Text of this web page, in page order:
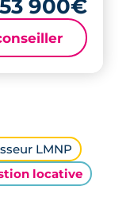
900€
LMNP
locative